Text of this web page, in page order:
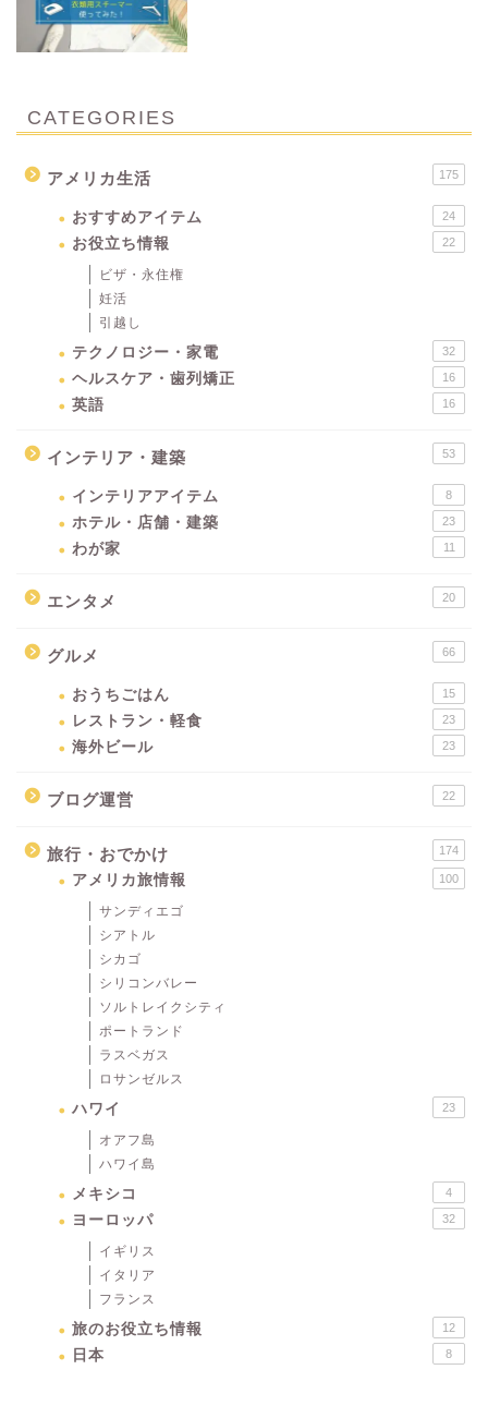
CATEGORIES
アメリカ生活 175
おすすめアイテム 24
お役立ち情報 22
ビザ・永住権
妊活
引越し
テクノロジー・家電 32
ヘルスケア・歯列矯正 16
英語 16
インテリア・建築 53
インテリアアイテム 8
ホテル・店舗・建築 23
わが家 11
エンタメ 20
グルメ 66
おうちごはん 15
レストラン・軽食 23
海外ビール 23
ブログ運営 22
旅行・おでかけ 174
アメリカ旅情報 100
サンディエゴ
シアトル
シカゴ
シリコンバレー
ソルトレイクシティ
ポートランド
ラスベガス
ロサンゼルス
ハワイ 23
オアフ島
ハワイ島
メキシコ 4
ヨーロッパ 32
イギリス
イタリア
フランス
旅のお役立ち情報 12
日本 8